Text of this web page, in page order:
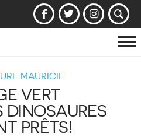
MAURICIE
VERT
DINOSAURES
PRÊTS!